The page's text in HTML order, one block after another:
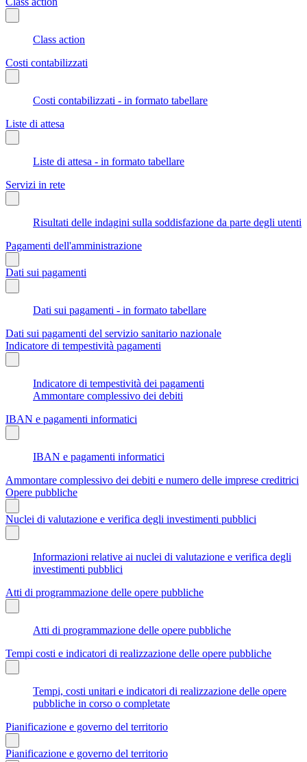
Class action
Costi contabilizzati
Costi contabilizzati - in formato tabellare
Liste di attesa
Liste di attesa - in formato tabellare
Servizi in rete
Risultati delle indagini sulla soddisfazione da parte degli utenti
Pagamenti dell'amministrazione
Dati sui pagamenti
Dati sui pagamenti - in formato tabellare
Dati sui pagamenti del servizio sanitario nazionale
Indicatore di tempestività pagamenti
Indicatore di tempestività dei pagamenti
Ammontare complessivo dei debiti
IBAN e pagamenti informatici
IBAN e pagamenti informatici
Ammontare complessivo dei debiti e numero delle imprese creditrici
Opere pubbliche
Nuclei di valutazione e verifica degli investimenti pubblici
Informazioni relative ai nuclei di valutazione e verifica degli
investimenti pubblici
Atti di programmazione delle opere pubbliche
Atti di programmazione delle opere pubbliche
Tempi costi e indicatori di realizzazione delle opere pubbliche
Tempi, costi unitari e indicatori di realizzazione delle opere
pubbliche in corso o completate
Pianificazione e governo del territorio
Pianificazione e governo del territorio